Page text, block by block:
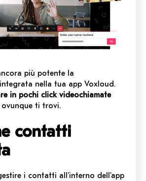
più potente la
nella tua app Voxloud.
in pochi click videochiamate
ti trovi.
contatti
i contatti all'interno dell'app